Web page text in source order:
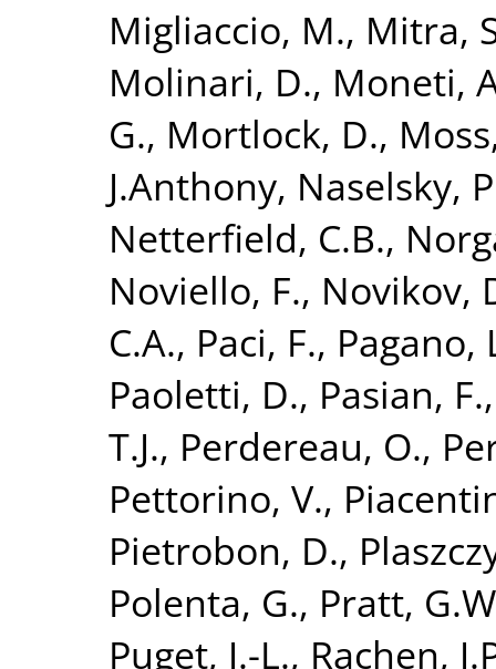
Migliaccio, M., Mitra,
Molinari, D., Moneti,
G., Mortlock, D.,
J.Anthony, Naselsky,
Netterfield, C.B.,
Noviello, F., Novikov,
C.A., Paci, F., Pagano,
Paoletti, D., Pasian, F.
T.J., Perdereau, O.,
Pettorino, V.,
Pietrobon, D.,
Polenta, G., Pratt,
Puget, J.-L., Rachen,